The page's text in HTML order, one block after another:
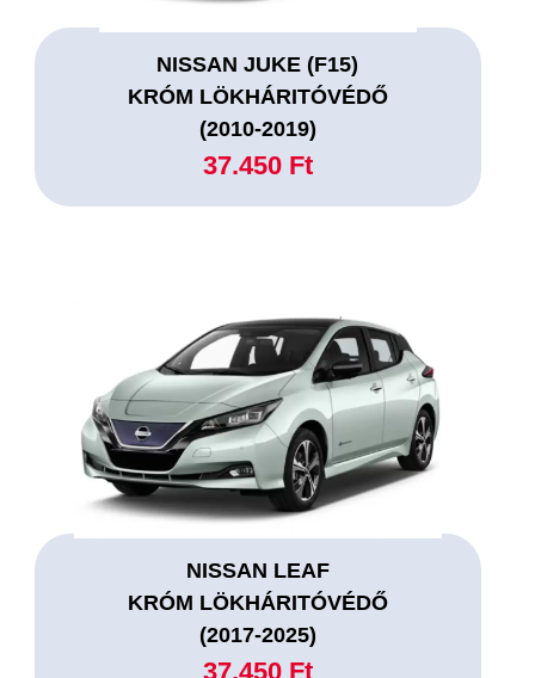
NISSAN JUKE (F15)
KRÓM LÖKHÁRITÓVÉDŐ
(2010-2019)
37.450 Ft
NISSAN LEAF
KRÓM LÖKHÁRITÓVÉDŐ
(2017-2025)
37.450 Ft